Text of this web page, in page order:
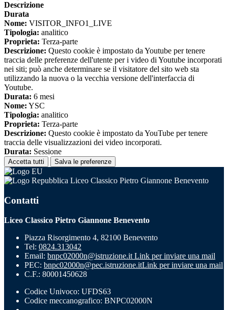
Descrizione
Durata
Nome: VISITOR_INFO1_LIVE
Tipologia: analitico
Proprieta: Terza-parte
Descrizione: Questo cookie è impostato da Youtube per tenere
traccia delle preferenze dell'utente per i video di Youtube incorporati
nei siti; può anche determinare se il visitatore del sito web sta
utilizzando la nuova o la vecchia versione dell'interfaccia di
Youtube.
Durata: 6 mesi
Nome: YSC
Tipologia: analitico
Proprieta: Terza-parte
Descrizione: Questo cookie è impostato da YouTube per tenere
traccia delle visualizzazioni dei video incorporati.
Durata: Sessione
Accetta tutti Salva le preferenze
Liceo Classico Pietro Giannone Benevento
Contatti
Liceo Classico Pietro Giannone Benevento
Piazza Risorgimento 4, 82100 Benevento
Tel: 0824.313042
Email: bnpc02000n@istruzione.it Link per inviare una mail
PEC: bnpc02000n@pec.istruzione.itLink per inviare una mail
C.F.: 80001450628
Codice Univoco: UFDS63
Codice meccanografico: BNPC02000N